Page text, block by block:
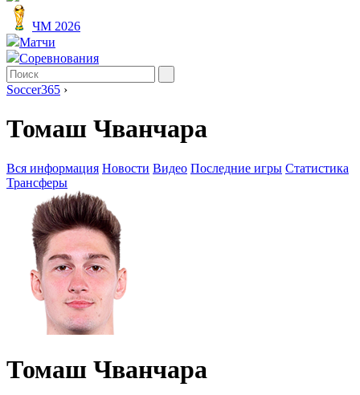
ЧМ 2026
Матчи
Соревнования
Soccer365 ›
Томаш Чванчара
Вся информация Новости Видео Последние игры Статистика
Трансферы
Томаш Чванчара